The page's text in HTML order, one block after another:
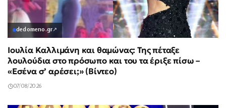
dedomeno.gr↗
Ιουλία Καλλιμάνη και θαμώνας: Της πέταξε
λουλούδια στο πρόσωπο και του τα έριξε πίσω –
«Εσένα σ’ αρέσει;» (Βίντεο)
07/08/2026